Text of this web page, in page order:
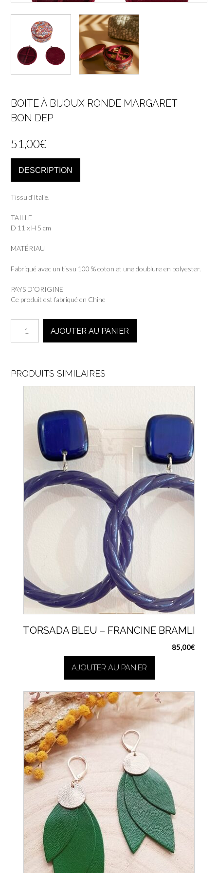
BOITE À BIJOUX RONDE MARGARET –
BON DEP
51,00€
DESCRIPTION
Tissu d’Italie.
TAILLE
D 11 x H 5 cm
MATÉRIAU
Fabriqué avec un tissu 100 % coton et une doublure en polyester.
PAYS D’ORIGINE
Ce produit est fabriqué en Chine
Boite
ronde
margaret
AJOUTER AU PANIER
PRODUITS SIMILAIRES
TORSADA BLEU – FRANCINE BRAMLI
85,00€
AJOUTER AU PANIER